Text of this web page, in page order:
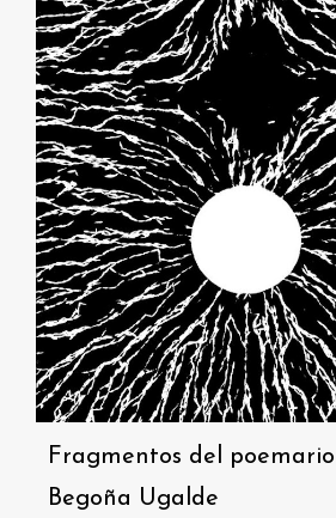
Fragmentos del
Begoña Ugalde